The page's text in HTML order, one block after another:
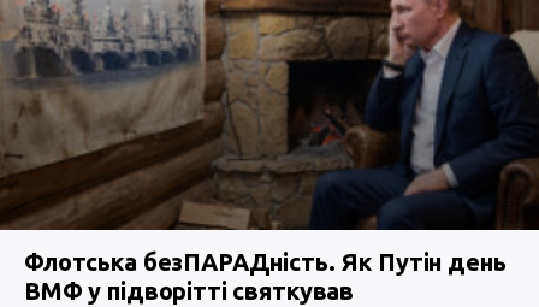
Флотська безПАРАДність. Як Путін день
ВМФ у підворітті святкував